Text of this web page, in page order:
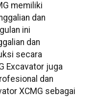
memiliki
dan
ini
dan
secara
Excavator juga
dan
XCMG sebagai